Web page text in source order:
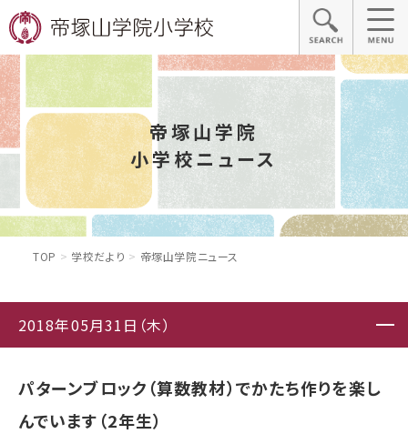
帝塚山学院
小学校ニュース
TOP 学校だより 帝塚山学院ニュース
2018年05月31日（木）
パターンブロック（算数教材）でかたち作りを楽し
んでいます（2年生）